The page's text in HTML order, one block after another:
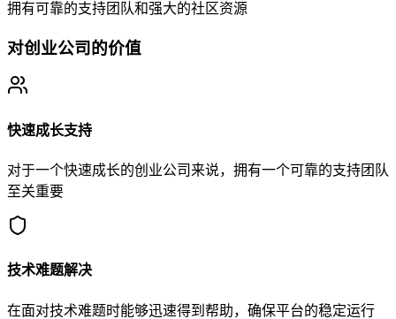
拥有可靠的支持团队和强大的社区资源
对创业公司的价值
快速成长支持
对于一个快速成长的创业公司来说，拥有一个可靠的支持团队
至关重要
技术难题解决
在面对技术难题时能够迅速得到帮助，确保平台的稳定运行